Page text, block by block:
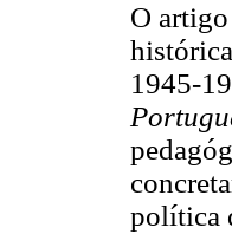
O
1945-
política